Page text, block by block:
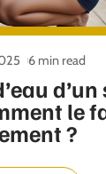
d’un
le
?
6 min read